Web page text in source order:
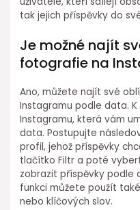
tak jejich příspěvky do
Je možné najít
fotografie na
Ano, můžete najít své
Instagramu podle data.
Instagramu, která vám
data. Postupujte
profil, jehož příspěvky
tlačítko Filtr a poté
zobrazit příspěvky podle
funkci můžete použít
nebo klíčových slov.